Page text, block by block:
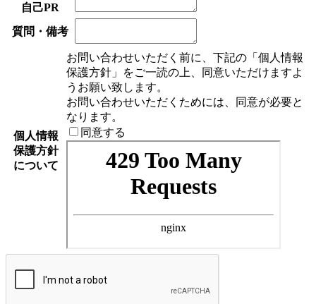
自己PR
質問・備考
個人情報
保護方針
について
お問い合わせいただく前に、下記の「個人情報
保護方針」をご一読の上、同意いただけますよ
うお願い致します。
お問い合わせいただくためには、同意が必要と
なります。
同意する